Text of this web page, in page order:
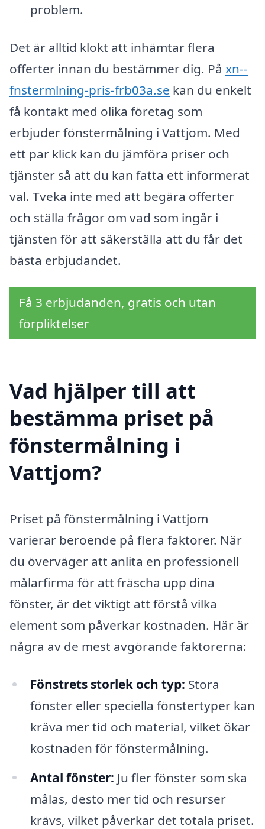
problem.
Det är alltid klokt att inhämtar flera
offerter innan du bestämmer dig. På xn--
fnstermlning-pris-frb03a.se kan du enkelt
få kontakt med olika företag som
erbjuder fönstermålning i Vattjom. Med
ett par klick kan du jämföra priser och
tjänster så att du kan fatta ett informerat
val. Tveka inte med att begära offerter
och ställa frågor om vad som ingår i
tjänsten för att säkerställa att du får det
bästa erbjudandet.
Få 3 erbjudanden, gratis och utan
förpliktelser
Vad hjälper till att
bestämma priset på
fönstermålning i
Vattjom?
Priset på fönstermålning i Vattjom
varierar beroende på flera faktorer. När
du överväger att anlita en professionell
målarfirma för att fräscha upp dina
fönster, är det viktigt att förstå vilka
element som påverkar kostnaden. Här är
några av de mest avgörande faktorerna:
Fönstrets storlek och typ: Stora
fönster eller speciella fönstertyper kan
kräva mer tid och material, vilket ökar
kostnaden för fönstermålning.
Antal fönster: Ju fler fönster som ska
målas, desto mer tid och resurser
krävs, vilket påverkar det totala priset.